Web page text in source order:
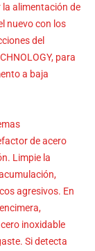
alimentación de
nuevo con los
del
para
a baja
de acero
Limpie la
agresivos. En
inoxidable
Si detecta